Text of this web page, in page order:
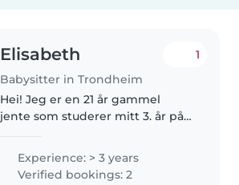
Elisabeth
Babysitter in Trondheim
1
Hei! Jeg er en 21 år gammel
jente som studerer mitt 3. år på
Dronning Mauds Minne
høgskole. Jeg vil beskrive meg
Experience: > 3 years
Verified bookings: 2